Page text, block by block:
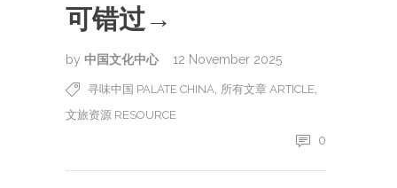
可错过→
by 中国文化中心 12 November 2025
寻味中国 PALATE CHINA 所有文章 ARTICLE
文旅资源 RESOURCE
0